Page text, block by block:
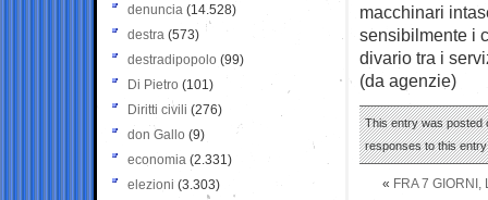
macchinari
sensibilmente i
divario tra i
(da agenzie)
This entry was posted
responses to this
« FRA 7 GIORNI,
denuncia (14.528)
destra (573)
destradipopolo (99)
Di Pietro (101)
Diritti civili (276)
don Gallo (9)
economia (2.331)
elezioni (3.303)